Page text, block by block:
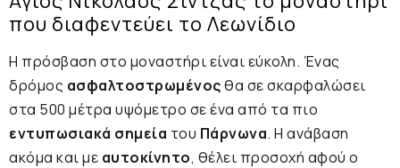
που διαφεντεύει το Λεωνίδιο
Η πρόσβαση στο μοναστήρι είναι εύκολη. Ένας
δρόμος ασφαλτοστρωμένοςθα σε σκαρφαλώσει
στα 500 μέτρα υψόμετρο σε ένα από τα πιο
εντυπωσιακά σημεία του Πάρνωνα. Η ανάβαση
ακόμα και με αυτοκίνητο, θέλει προσοχή αφού ο